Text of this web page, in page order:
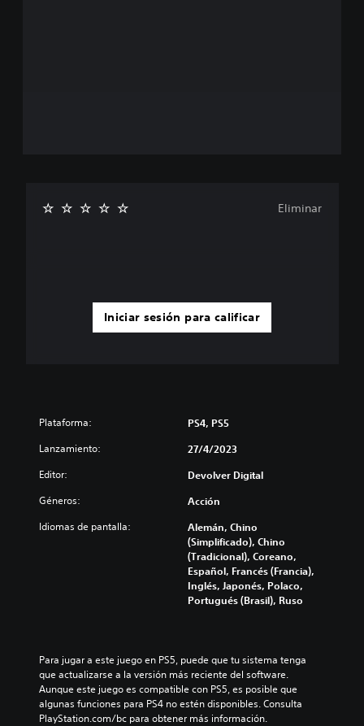
Iniciar sesión para calificar
Eliminar
Plataforma: PS4, PS5
Lanzamiento: 27/4/2023
Editor: Devolver Digital
Géneros: Acción
Idiomas de pantalla:
Alemán, Chino
(Simplificado), Chino
(Tradicional), Coreano,
Español, Francés (Francia),
Inglés, Japonés, Polaco,
Portugués (Brasil), Ruso
Para jugar a este juego en PS5, puede que tu sistema tenga
que actualizarse a la versión más reciente del software.
Aunque este juego es compatible con PS5, es posible que
algunas funciones para PS4 no estén disponibles. Consulta
PlayStation.com/bc para obtener más información.